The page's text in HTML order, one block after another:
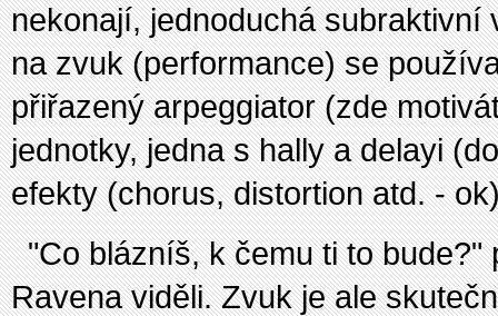
nekonají, jednoduchá
na zvuk (performance) se
přiřazený arpeggiator (zde
jednotky, jedna s hally a delayi
efekty (chorus, distortion atd. -
"Co blázníš, k čemu ti to
Ravena viděli. Zvuk je ale